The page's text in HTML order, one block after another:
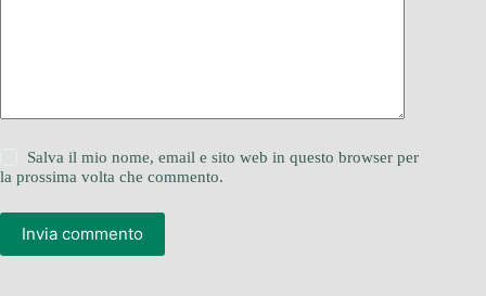
Salva il mio nome, email e sito web in questo browser per
la prossima volta che commento.
Invia commento